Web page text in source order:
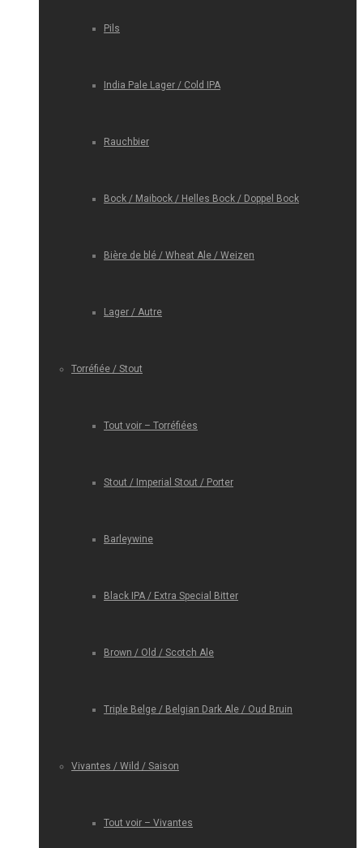
Pils
India Pale Lager / Cold IPA
Rauchbier
Bock / Maibock / Helles Bock / Doppel Bock
Bière de blé / Wheat Ale / Weizen
Lager / Autre
Torréfiée / Stout
Tout voir – Torréfiées
Stout / Imperial Stout / Porter
Barleywine
Black IPA / Extra Special Bitter
Brown / Old / Scotch Ale
Triple Belge / Belgian Dark Ale / Oud Bruin
Vivantes / Wild / Saison
Tout voir – Vivantes